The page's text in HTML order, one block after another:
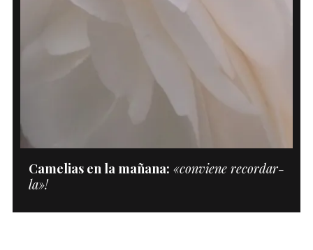
Camelias en la mañana: «conviene recordar-
la»!